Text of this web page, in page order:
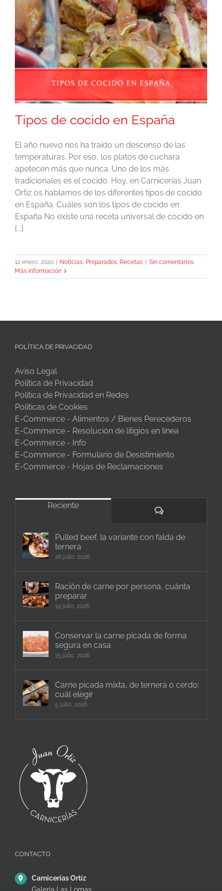
Tipos de cocido en España
El año nuevo nos ha traído un descenso de las
temperaturas. Por eso, los platos de cuchara
apetecen más que nunca. Uno de los más
tradicionales es el cocido. Hoy, en Carnicerías Juan
Ortiz os hablamos de los diferentes tipos de cocido
en España. Cuáles son los tipos de cocido en
España No existe una receta universal de cocido en
[...]
12 enero, 2020 Noticias, Preparados, Recetas
Sin comentarios
Más información
POLÍTICA DE PRIVACIDAD
Aviso Legal
Política de Privacidad
Política de Privacidad en Redes
Políticas de Cookies
E-Commerce - Alimentos / Bienes Perecederos
E-Commerce - Resolución de litigios en línea
E-Commerce - Info
E-Commerce - Formulario de Desistimiento
E-Commerce - Hojas de Reclamaciones
Reciente
Comentarios
Pulled beef, la variante con falda de
ternera
26 julio, 2026
Ración de carne por persona, cuánta
preparar
19 julio, 2026
Conservar la carne picada de forma
segura en casa
15 julio, 2026
Carne picada mixta, de ternera o cerdo:
cuál elegir
5 julio, 2026
CONTACTO
Carnicerías Ortíz